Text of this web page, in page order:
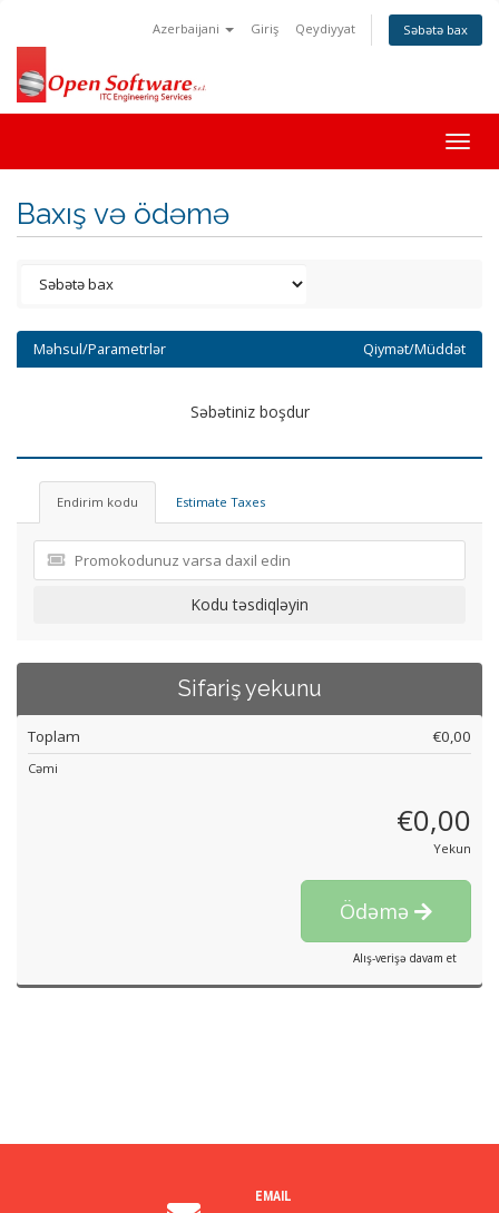
Azerbaijani Giriş Qeydiyyat Səbətə bax
Baxış və ödəmə
Məhsul/Parametrlər Qiymət/Müddət
Səbətiniz boşdur
Endirim kodu Estimate Taxes
Kodu təsdiqləyin
Sifariş yekunu
Toplam €0,00
Cəmi
€0,00
Yekun
Ödəmə
Alış-verişə davam et
EMAIL